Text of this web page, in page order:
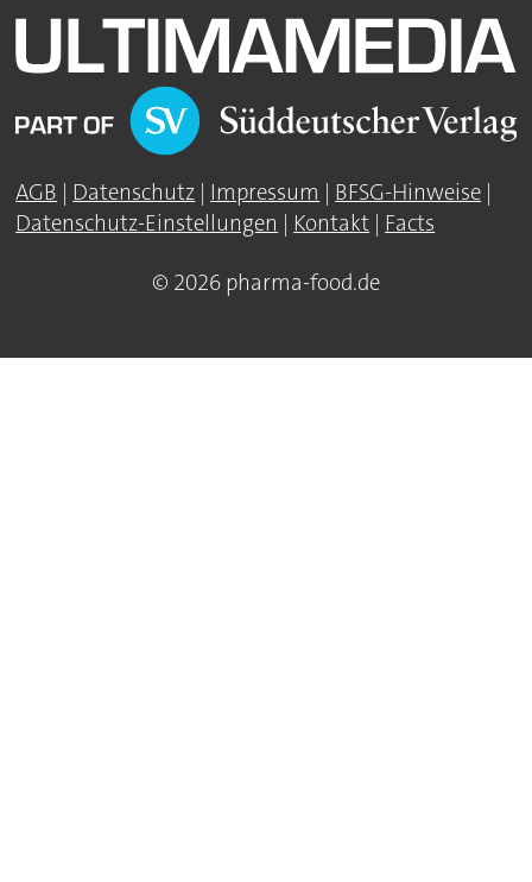
AGB Datenschutz Impressum BFSG-Hinweise
Datenschutz-Einstellungen
Kontakt Facts
© 2026 pharma-food.de